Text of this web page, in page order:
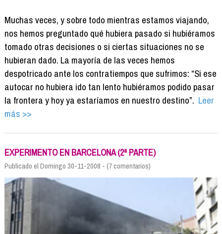
Muchas veces, y sobre todo mientras estamos viajando,
nos hemos preguntado qué hubiera pasado si hubiéramos
tomado otras decisiones o si ciertas situaciones no se
hubieran dado. La mayoría de las veces hemos
despotricado ante los contratiempos que sufrimos: “Si ese
autocar no hubiera ido tan lento hubiéramos podido pasar
la frontera y hoy ya estaríamos en nuestro destino”. Leer
más >>
EXPERIMENTO EN BARCELONA (2ª PARTE)
Publicado el Domingo 30-11-2008 - (7 comentarios)